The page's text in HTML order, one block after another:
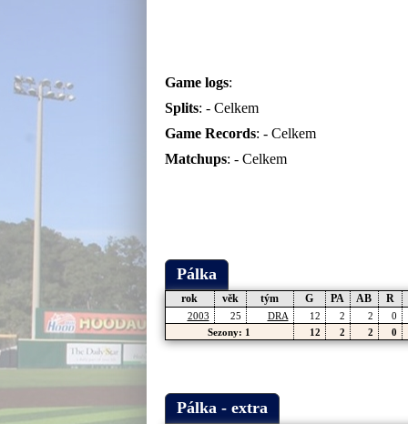
Game logs:
Splits: - Celkem
Game Records: - Celkem
Matchups: - Celkem
Pálka
rok věk tým G PA AB R
2003 25 DRA 12 2 2
0
Sezony: 1
12 2 2 0
Pálka - extra